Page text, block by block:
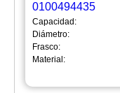
0100494435
Capacidad:
Diámetro:
Frasco:
Material: